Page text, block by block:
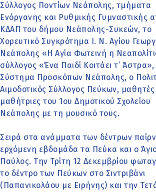
Σύλλογος Ποντίων Νεάπολης, τμήματα
Ενόργανης και Ρυθμικής Γυμναστικής
ΚΔΑΠ του δήμου Νεάπολης-Συκεών, το
Χορευτικό Συγκρότημα Ι. Ν. Αγίου
Νεάπολης «Η Αγία Φωτεινή η
σύλλογος «Ένα Παιδί Κοιτάει τ’
Σύστημα Προσκόπων Νεάπολης, ο
Αιμοδοτικός Σύλλογος Πεύκων, μαθητές
μαθήτριες του 1ου Δημοτικού Σχολείου
Νεάπολης με τη μουσικό τους.
Σειρά στα ανάμματα των δέντρων
ερχόμενη εβδομάδα τα Πεύκα και ο
Παύλος. Την Τρίτη 12 Δεκεμβρίου
το δέντρο των Πεύκων στο Σιντριβάνι
(Παπανικολάου με Ειρήνης) και την